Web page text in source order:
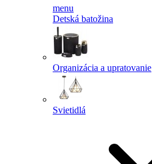
menu
Detská batožina
Organizácia a upratovanie
Svietidlá